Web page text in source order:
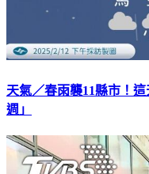
天氣／春雨襲11縣市！
週」